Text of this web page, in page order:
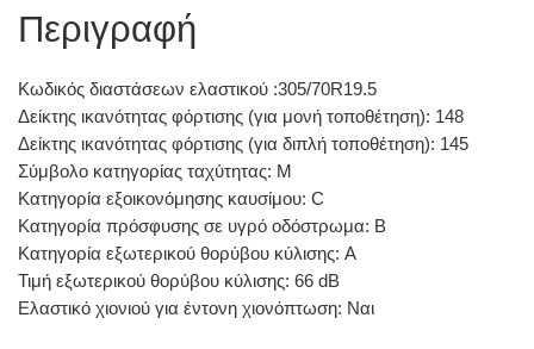
Περιγραφή
Κωδικός διαστάσεων ελαστικού :305/70R19.5
Δείκτης ικανότητας φόρτισης (για μονή τοποθέτηση): 148
Δείκτης ικανότητας φόρτισης (για διπλή τοποθέτηση): 145
Σύμβολο κατηγορίας ταχύτητας: M
Κατηγορία εξοικονόμησης καυσίμου: C
Κατηγορία πρόσφυσης σε υγρό οδόστρωμα: B
Κατηγορία εξωτερικού θορύβου κύλισης: A
Τιμή εξωτερικού θορύβου κύλισης: 66 dB
Ελαστικό χιονιού για έντονη χιονόπτωση: Ναι